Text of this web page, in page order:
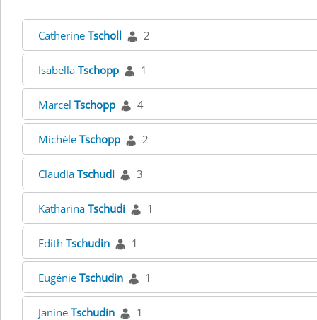
Catherine Tscholl 2
Isabella Tschopp 1
Marcel Tschopp 4
Michèle Tschopp 2
Claudia Tschudi 3
Katharina Tschudi 1
Edith Tschudin 1
Eugénie Tschudin 1
Janine Tschudin 1